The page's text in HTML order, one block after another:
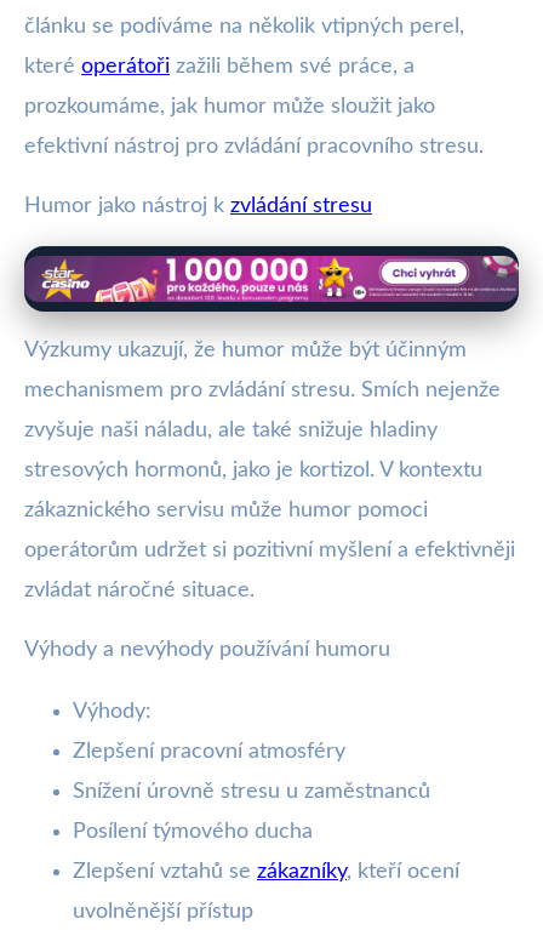
článku se podíváme na několik vtipných perel,
které operátoři zažili během své práce, a
prozkoumáme, jak humor může sloužit jako
efektivní nástroj pro zvládání pracovního stresu.
Humor jako nástroj k zvládání stresu
Výzkumy ukazují, že humor může být účinným
mechanismem pro zvládání stresu. Smích nejenže
zvyšuje naši náladu, ale také snižuje hladiny
stresových hormonů, jako je kortizol. V kontextu
zákaznického servisu může humor pomoci
operátorům udržet si pozitivní myšlení a efektivněji
zvládat náročné situace.
Výhody a nevýhody používání humoru
Výhody:
Zlepšení pracovní atmosféry
Snížení úrovně stresu u zaměstnanců
Posílení týmového ducha
Zlepšení vztahů se zákazníky, kteří ocení
uvolněnější přístup